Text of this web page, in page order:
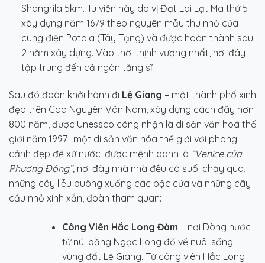
Shangrila 5km. Tu viện này do vị Đạt Lai Lạt Ma thứ 5
xây dựng năm 1679 theo nguyên mẫu thu nhỏ của
cung điện Potala (Tây Tạng) và được hoàn thành sau
2 năm xây dựng. Vào thời thịnh vượng nhất, nơi đây
tập trung đến cả ngàn tăng sĩ.
Sau đó đoàn khởi hành đi Lệ Giang – một thành phố xinh
đẹp trên Cao Nguyên Vân Nam, xây dựng cách đây hơn
800 năm, được Unessco công nhận là di sản văn hoá thế
giới năm 1997- một di sản văn hóa thế giới với phong
cảnh đẹp đẽ xứ nước, được mệnh danh là “Venice của
Phương Đông”, nơi đây nhà nhà đều có suối chảy qua,
những cây liễu buông xuống các bậc cửa và những cây
cầu nhỏ xinh xắn, đoàn tham quan:
Công Viên Hắc Long Đàm – nơi Dòng nước
từ núi băng Ngọc Long đổ về nuôi sống
vùng đất Lệ Giang. Từ công viên Hắc Long